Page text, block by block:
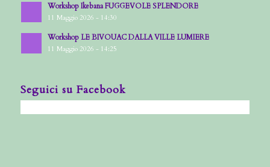
Workshop Ikebana FUGGEVOLE SPLENDORE
11 Maggio 2026 - 14:30
Workshop LE BIVOUAC DALLA VILLE LUMIERE
11 Maggio 2026 - 14:25
Seguici su Facebook